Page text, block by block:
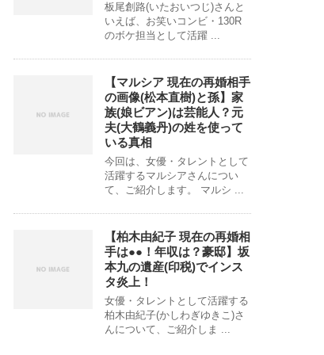
板尾創路(いたおいつじ)さんと
いえば、お笑いコンビ・130R
のボケ担当として活躍 ...
【マルシア 現在の再婚相手
の画像(松本直樹)と孫】家
族(娘ビアン)は芸能人？元
夫(大鶴義丹)の姓を使って
いる真相
今回は、女優・タレントとして
活躍するマルシアさんについ
て、ご紹介します。 マルシ ...
【柏木由紀子 現在の再婚相
手は●●！年収は？豪邸】坂
本九の遺産(印税)でインス
タ炎上！
女優・タレントとして活躍する
柏木由紀子(かしわぎゆきこ)さ
んについて、ご紹介しま ...